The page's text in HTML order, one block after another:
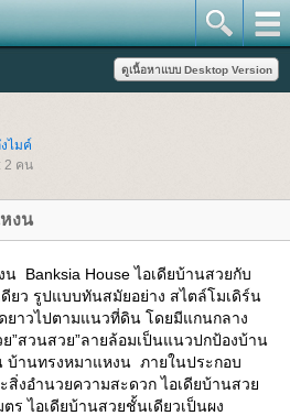
ไมค์
2 คน
งน
Banksia House ไอเดียบ้านสวยกับ
ยว รูปแบบทันสมัยอย่าง สไตล์โมเดิร์น
ยาวไปตามแนวที่ดิน โดยมีแกนกลาง
”สวนสวย”ลายล้อมเป็นแนวปกป้องบ้าน
บ้านทรงหมาแหงน ภายในประกอบ
สิ่งอำนวยความสะดวก ไอเดียบ้านสว
ร ไอเดียบ้านสวยชั้นเดียวเป็นผง